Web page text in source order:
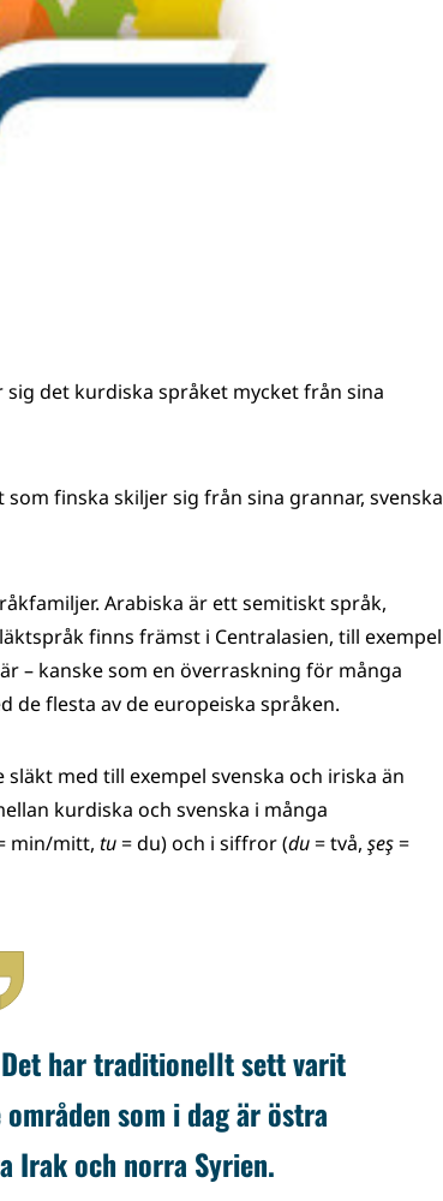
det kurdiska språket mycket från sina
som finska skiljer sig från sina grannar, svenska
Arabiska är ett semitiskt språk,
finns främst i Centralasien, till exempel
– kanske som en överraskning för många
de flesta av de europeiska språken.
med till exempel svenska och iriska än
kurdiska och svenska i många
min/mitt, tu = du) och i siffror (du = två, şeş =
har traditionellt sett varit
som i dag är östra
Irak och norra Syrien.